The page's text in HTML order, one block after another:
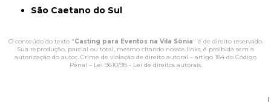
São Caetano do Sul
O conteúdo do texto "Casting para Eventos na Vila Sônia" é de direito reservado.
Sua reprodução, parcial ou total, mesmo citando nossos links, é proibida sem a
autorização do autor. Crime de violação de direito autoral – artigo 184 do Código
Penal – Lei 9610/98 - Lei de direitos autorais.